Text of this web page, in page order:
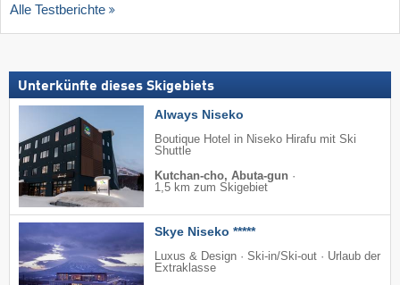
Alle Testberichte
Unterkünfte dieses Skigebiets
Always Niseko
Boutique Hotel in Niseko Hirafu mit Ski
Shuttle
Kutchan-cho, Abuta-gun ·
1,5 km zum Skigebiet
Skye Niseko *****
Luxus & Design · Ski-in/Ski-out · Urlaub der
Extraklasse